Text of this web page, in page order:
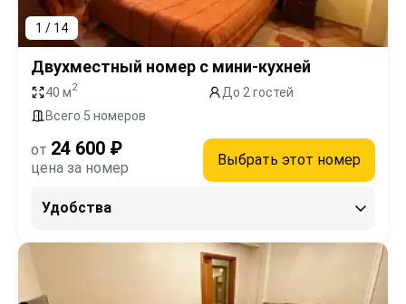
1 / 14
Двухместный номер с мини-кухней
40 м2
До 2 гостей
Всего 5 номеров
от 24 600 ₽
цена за номер Выбрать этот номер
Удобства